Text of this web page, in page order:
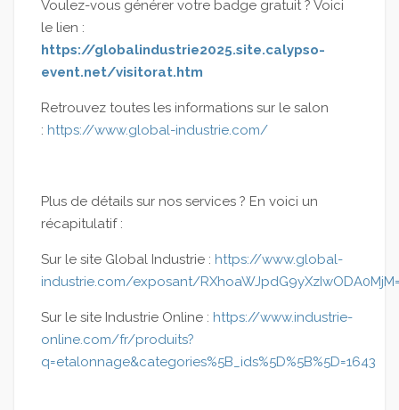
Voulez-vous générer votre badge gratuit ? Voici
le lien :
https://globalindustrie2025.site.calypso-
event.net/visitorat.htm
Retrouvez toutes les informations sur le salon
: https://www.global-industrie.com/
Plus de détails sur nos services ? En voici un
récapitulatif :
Sur le site Global Industrie : https://www.global-
industrie.com/exposant/
Sur le site Industrie Online : https://www.industrie-
online.com/fr/produits?
q=etalonnage&categories%5B_ids%5D%5B%5D=1643